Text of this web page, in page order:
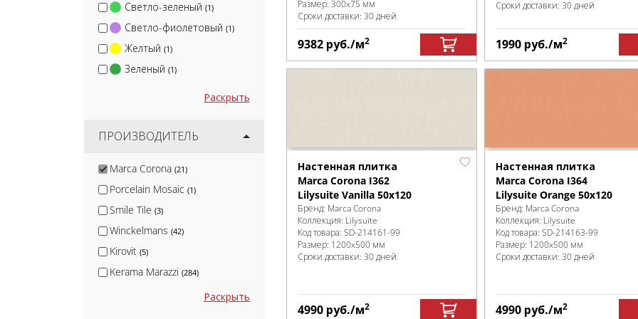
Светло-зеленый (1)
Светло-фиолетовый (1)
Желтый (1)
Зеленый (1)
Раскрыть
ПРОИЗВОДИТЕЛЬ
Marca Corona (21)
Porcelain Mosaic (1)
Smile Tile (3)
Winckelmans (42)
Kirovit (5)
Kerama Marazzi (284)
Раскрыть
Размер: 300x75 мм
Сроки доставки: 30 дней
9382 руб./м2
Сроки доставки: 30 дней
1990 руб./м2
Настенная плитка
Marca Corona I362
Lilysuite Vanilla 50x120
Бренд: Marca Corona
Коллекция: Lilysuite
Код товара: SD-214161-99
Размер: 1200x500 мм
Сроки доставки: 30 дней
4990 руб./м2
Настенная плитка
Marca Corona I364
Lilysuite Orange 50x120
Бренд: Marca Corona
Коллекция: Lilysuite
Код товара:SD-214163-99
Размер: 1200x500 мм
Сроки доставки: 30 дней
4990 руб./м2